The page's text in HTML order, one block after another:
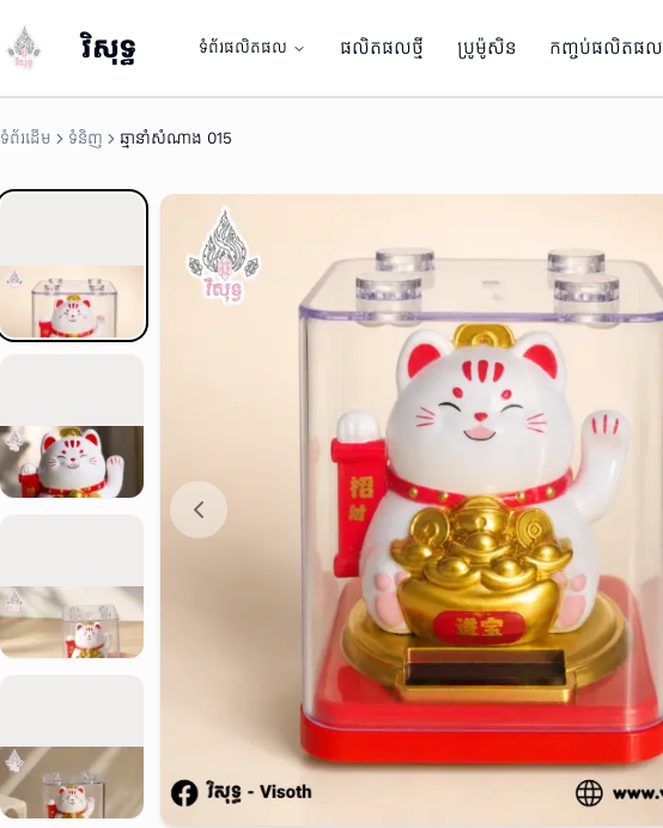
វិសុទ្ធ ទំព័រផលិតផល
លោកតាសំណាង
ផលិតផលថ្មី ប្រូម៉ូសិន កញ្ចប់ផលិតផល
ទំព័រដើម ទំនិញ ឆ្មានាំសំណាង 015